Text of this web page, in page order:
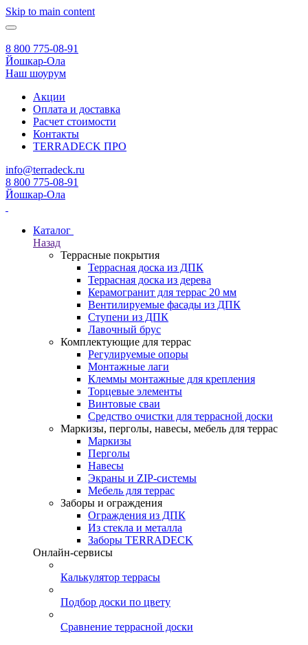
Skip to main content
8 800 775-08-91
Йошкар-Ола
Наш шоурум
Акции
Оплата и доставка
Расчет стоимости
Контакты
TERRADECK ПРО
info@terradeck.ru
8 800 775-08-91
Йошкар-Ола
Каталог
Назад
Террасные покрытия
Террасная доска из ДПК
Террасная доска из дерева
Керамогранит для террас 20 мм
Вентилируемые фасады из ДПК
Ступени из ДПК
Лавочный брус
Комплектующие для террас
Регулируемые опоры
Монтажные лаги
Клеммы монтажные для крепления
Торцевые элементы
Винтовые сваи
Средство очистки для террасной доски
Маркизы, перголы, навесы, мебель для террас
Маркизы
Перголы
Навесы
Экраны и ZIP-системы
Мебель для террас
Заборы и ограждения
Ограждения из ДПК
Из стекла и металла
Заборы TERRADECK
Онлайн-сервисы
Калькулятор террасы
Подбор доски по цвету
Сравнение террасной доски